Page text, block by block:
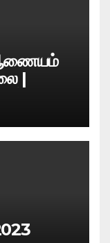
ஆணையம்
|